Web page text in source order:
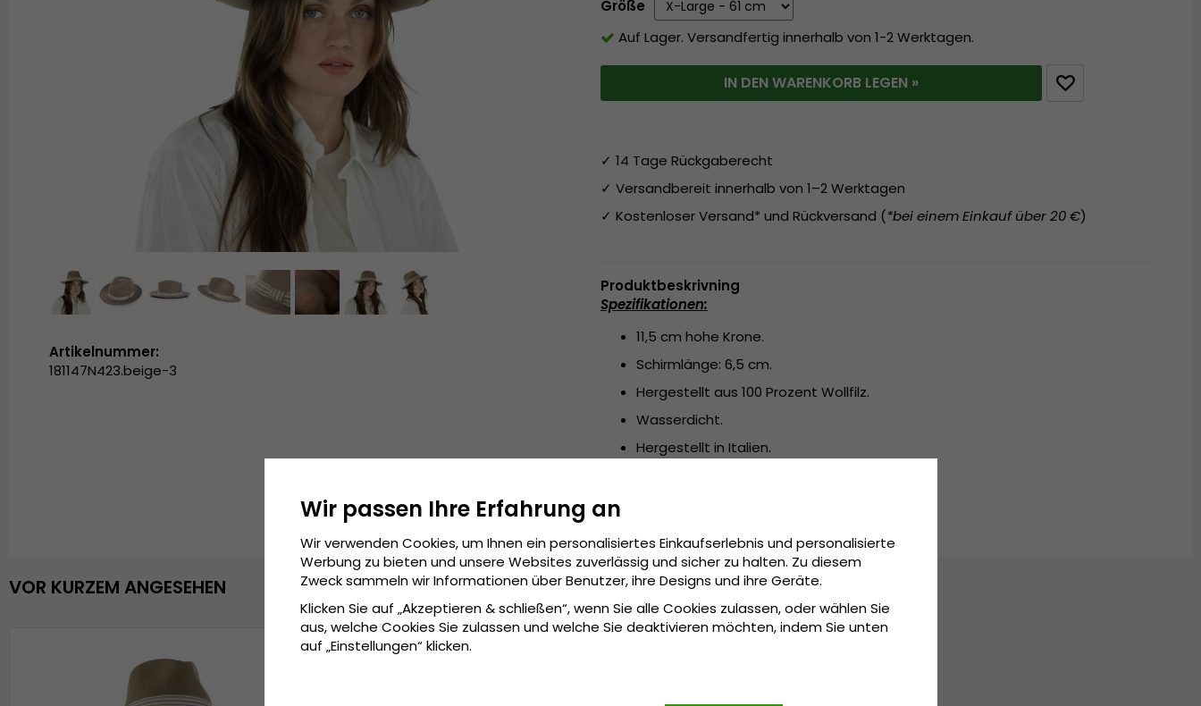
Größe
Auf Lager. Versandfertig innerhalb von 1-2 Werktagen.
IN DEN WARENKORB LEGEN »
✓ 14 Tage Rückgaberecht
✓ Versandbereit innerhalb von 1–2 Werktagen
✓ Kostenloser Versand* und Rückversand (*bei einem Einkauf über 20 €)
Produktbeskrivning
Spezifikationen:
11,5 cm hohe Krone.
Schirmlänge: 6,5 cm.
Hergestellt aus 100 Prozent Wollfilz.
Wasserdicht.
Hergestellt in Italien.
Artikelnummer:
181147N423.beige-3
VOR KURZEM ANGESEHEN
Wir passen Ihre Erfahrung an
Wir verwenden Cookies, um Ihnen ein personalisiertes Einkaufserlebnis und personalisierte
Werbung zu bieten und unsere Websites zuverlässig und sicher zu halten. Zu diesem
Zweck sammeln wir Informationen über Benutzer, ihre Designs und ihre Geräte.
Klicken Sie auf „Akzeptieren & schließen“, wenn Sie alle Cookies zulassen, oder wählen Sie
aus, welche Cookies Sie zulassen und welche Sie deaktivieren möchten, indem Sie unten
auf „Einstellungen“ klicken.